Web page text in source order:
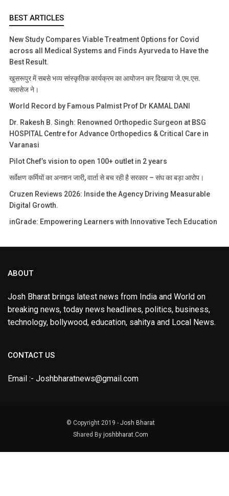
BEST ARTICLES
New Study Compares Viable Treatment Options for Covid
across all Medical Systems and Finds Ayurveda to Have the
Best Result.
खुसरूपुर में सबसे भव्य सांस्कृतिक कार्यक्रम का आयोजन कर दिखाया जे.एम.एस.
क्लासेज ने।
World Record by Famous Palmist Prof Dr KAMAL DANI
Dr. Rakesh B. Singh: Renowned Orthopedic Surgeon at BSG
HOSPITAL Centre for Advance Orthopedics & Critical Care in
Varanasi
Pilot Chef’s vision to open 100+ outlet in 2 years
सर्वेक्षण कर्मियों का अनशन जारी, वार्ता से बच रही है सरकार – संघ का बड़ा आरोप।
Cruzen Reviews 2026: Inside the Agency Driving Measurable
Digital Growth.
inGrade: Empowering Learners with Innovative Tech Education
ABOUT
Josh Bharat brings latest news from India and World on
breaking news, today news headlines, politics, business,
technology, bollywood, education, sahitya and Local News.
CONTACT US
Email :- Joshbharatnews@gmail.com
© Copyright 2019 - Josh Bharat
Shared By joshbharat.Com